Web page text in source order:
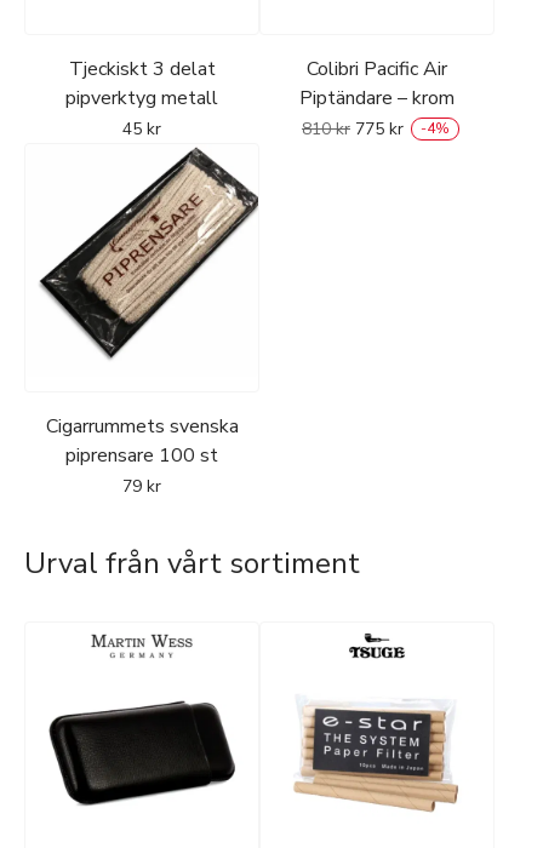
Tjeckiskt 3 delat
pipverktyg metall
45 kr
Colibri Pacific Air
Piptändare – krom
810kr 775 kr -4%
Cigarrummets svenska
piprensare 100 st
79 kr
Urval från vårt sortiment